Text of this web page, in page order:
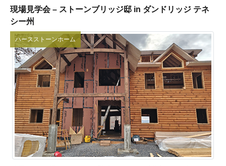
現場見学会 – ストーンブリッジ邸 in ダンドリッジ テネ
シー州
ハースストーンホーム